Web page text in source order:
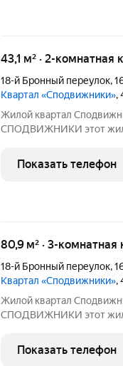
43,1 м² · 2-
18-й Бронный переулок,
Квартал «Сподвижники»,
Жилой квартал
СПОДВИЖНИКИ этот жилой комплекс класса «комфорт» вдали
инфраструктурой.
домов-секций разной
Показать телефон
80,9 м² · 3-
18-й Бронный переулок,
Квартал «Сподвижники»,
Жилой квартал
СПОДВИЖНИКИ этот жилой комплекс класса «комфорт» вдали
инфраструктурой.
домов-секций разной
Показать телефон